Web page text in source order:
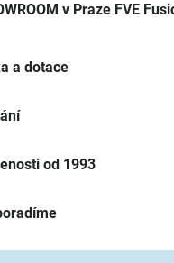
v Praze FVE
a dotace
od 1993